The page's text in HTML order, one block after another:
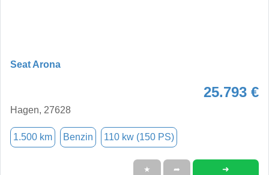
Seat Arona
25.793 €
Hagen, 27628
1.500 km Benzin 110 kw (150 PS)
★ ➦ ➜